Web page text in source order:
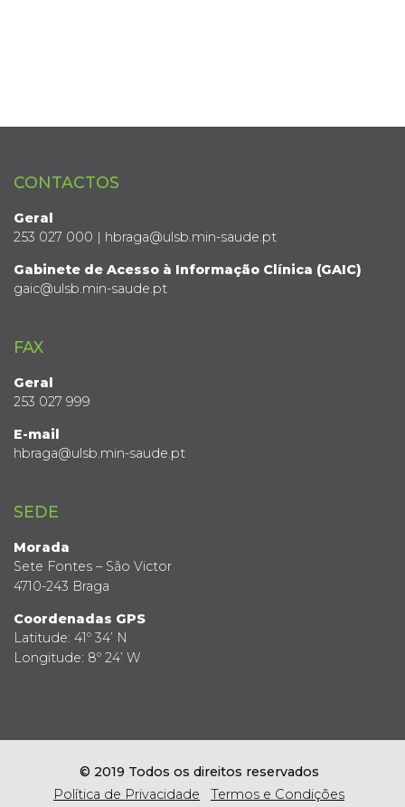
CONTACTOS
Geral
253 027 000 | hbraga@ulsb.min-saude.pt
Gabinete de Acesso à Informação Clínica (GAIC)
gaic@ulsb.min-saude.pt
FAX
Geral
253 027 999
E-mail
hbraga@ulsb.min-saude.pt
SEDE
Morada
Sete Fontes – São Victor
4710-243 Braga
Coordenadas GPS
Latitude: 41º 34’ N
Longitude: 8º 24’ W
© 2019 Todos os direitos reservados
Política de Privacidade
Termos e Condições